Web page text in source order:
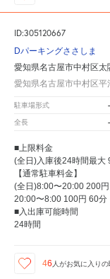
ID:305120667
Dパーキングささしま
愛知県名古屋市中村区太
愛知県名古屋市中村区平
駐車場形式 -
全長 -
■上限料金
(全日)入庫後24時間最大
【通常駐車料金】
(全日)8:00〜20:00 200
20:00〜8:00 100円 60分
■入出庫可能時間
24時間
46 人がお気に入り